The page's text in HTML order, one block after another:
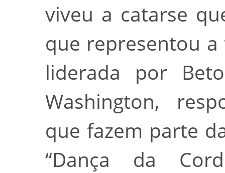
viveu a catarse
que representou
liderada por
Washington,
que fazem parte
“Dança da